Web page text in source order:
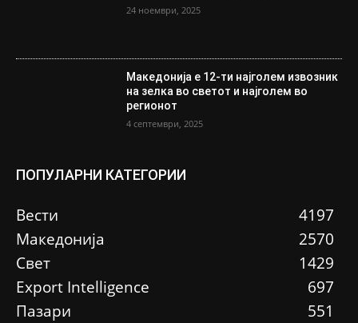
24 ноември, 2025
Македонија е 12-ти најголем извозник
на зелка во светот и најголем во
регионот
4 септември, 2025
ПОПУЛАРНИ КАТЕГОРИИ
Вести
4197
Македонија
2570
Свет
1429
Еxport Intelligence
697
Пазари
551